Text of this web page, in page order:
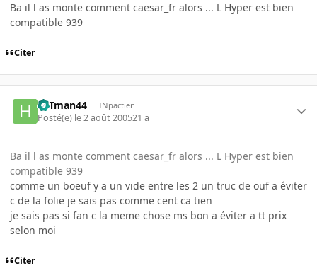
Ba il l as monte comment caesar_fr alors ... L Hyper est bien
compatible 939
Citer
HITman44 INpactien
Posté(e) le 2 août 200521 a
Ba il l as monte comment caesar_fr alors ... L Hyper est bien
compatible 939
comme un boeuf y a un vide entre les 2 un truc de ouf a éviter
c de la folie je sais pas comme cent ca tien
je sais pas si fan c la meme chose ms bon a éviter a tt prix
selon moi
Citer